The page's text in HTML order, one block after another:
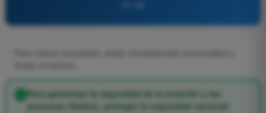
Para garantizar la seguridad de la aviación y las
personas (Safety), proteger la seguridad nacional